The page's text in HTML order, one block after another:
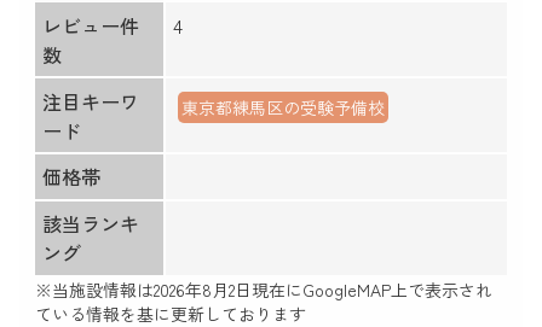
レビュー件
数
4
注目キーワ
ード
東京都練馬区の受験予備校
価格帯
該当ランキ
ング
※当施設情報は2026年8月2日現在にGoogleMAP上で表示され
ている情報を基に更新しております